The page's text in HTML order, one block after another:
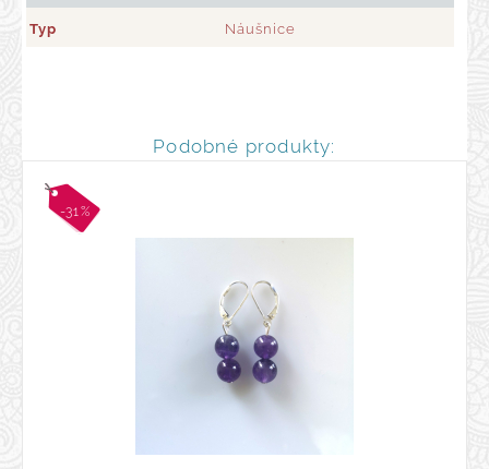
Typ Náušnice
Podobné produkty:
-31%